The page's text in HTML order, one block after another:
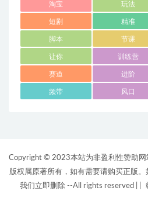
淘宝 玩法
短剧 精准
脚本 节课
让你 训练营
赛道 进阶
频带 风口
Copyright © 2023本站为非盈利性赞助网
版权属原著所有，如有需要请购买正版。
我们立即删除 --All rights reserved |